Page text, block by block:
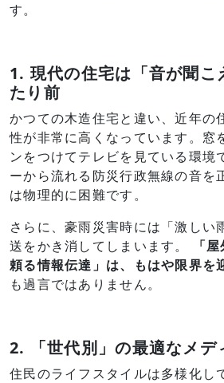
す。
1. 現代の住宅は「音が聞こ
たり前
かつての木造住宅と違い、近年の
性が非常に高くなっています。窓
ンをつけてテレビを見ている環境
ーから流れる防災行政無線の音を
は物理的に困難です。
さらに、豪雨災害時には「激しい
送をかき消してしまいます。
「
頼る情報伝達」は、もはや限界を
も過言ではありません。
2. 「世代別」の最適なメデ
住民のライフスタイルは多様化し